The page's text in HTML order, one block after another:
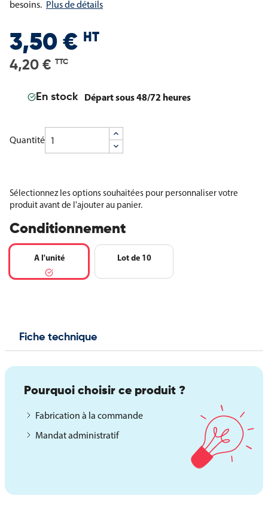
besoins. Plus de détails
3,50 € HT
4,20 € TTC
En stock Départ sous 48/72 heures
Quantité
Sélectionnez les options souhaitées pour personnaliser votre
produit avant de l'ajouter au panier.
Conditionnement
A l'unité Lot de 10
Fiche technique
Pourquoi choisir ce produit ?
Fabrication à la commande
Mandat administratif